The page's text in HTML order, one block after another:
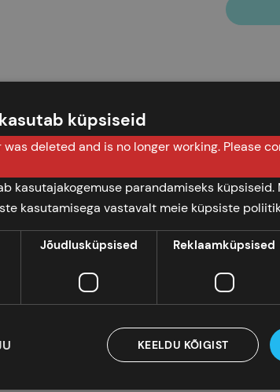
kujundeid.
peale või selle kõrvale.
ülesandekaardist hoopis peeglinurka ja
mõõtme.
osi. Lämbumisoht.
küpsiseid
was deleted and is no longer working. Please
kasutajakogemuse parandamiseks
kasutamisega vastavalt meie küpsiste
Jõudlusküpsised Reklaamküpsised
KEELDU KÕIGIST